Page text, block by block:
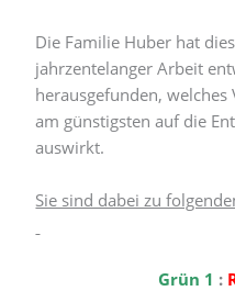
Die Familie Huber hat
jahrzentelanger Arbeit
herausgefunden,
am günstigsten auf die
auswirkt.
Sie sind dabei zu
Grün 1 :